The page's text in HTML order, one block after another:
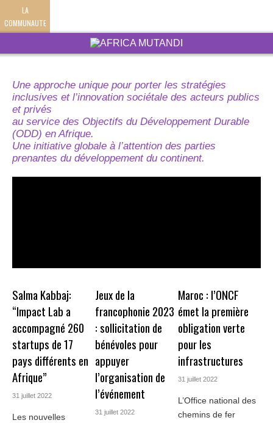
LA
COMMUNAUTE
Une approche unique pour porter les stratégies
inclusives et l’innovation sociétale des acteurs publics
et privés
au service des Objectifs du Développement Durable
(ODD) en Afrique.
Une initiative globale à l’attention des parties
prenantes du développement du continent.
Salma Kabbaj:
“Impact Lab a
accompagné 260
startups de 17
pays différents en
Afrique”
31 juillet 2022
Les nouvelles
Jeux de la
francophonie 2023
: sollicitation de
bénévoles pour
appuyer
l’organisation de
l’événement
31 juillet 2022
Maroc : l’ONCF
émet la première
obligation verte
pour les
infrastructures
31 juillet 2022
L’Office national des
chemins de fer